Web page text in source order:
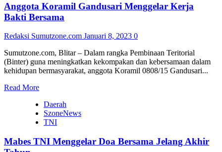
dan
Target
2023
Dipaparkan
Petinggi
BSI
Aceh
kepada
Uma
Anggota Koramil Gandusari Menggelar Kerja
Bakti Bersama
Redaksi Sumutzone.com Januari 8, 2023 0
Sumutzone.com, Blitar – Dalam rangka Pembinaan Teritorial
(Binter) guna meningkatkan kekompakan dan kebersamaan dalam
kehidupan bermasyarakat, anggota Koramil 0808/15 Gandusari...
Read MoreRead
about
Anggota
Koramil
Menggelar
Daerah
SzoneNews
TNI
Mabes TNI Menggelar Doa Bersama Jelang Akhir